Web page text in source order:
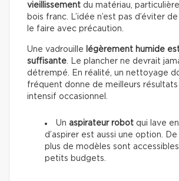
vieillissement du matériau,
bois franc. L’idée n’est pas d’éviter
le faire avec précaution.
Une vadrouille
légèrement humide
suffisante . Le plancher ne devrait
détrempé. En réalité, un nettoyage
fréquent donne de meilleurs résultats
intensif occasionnel.
Un aspirateur robot qui lave
d’aspirer est aussi une option. De
plus de modèles sont
petits budgets.